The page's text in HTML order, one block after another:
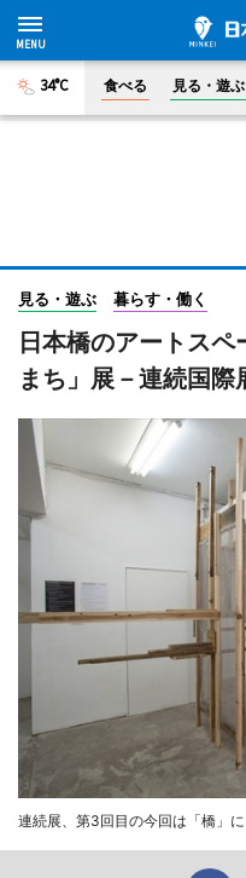
34°C 食べる 見る・遊ぶ
見る・遊ぶ 暮らす・働く
日本橋のアートス
まち」展－連続国際
連続展、第3回目の今回は「橋」に